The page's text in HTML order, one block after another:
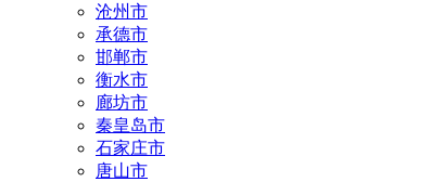
沧州市
承德市
邯郸市
衡水市
廊坊市
秦皇岛市
石家庄市
唐山市